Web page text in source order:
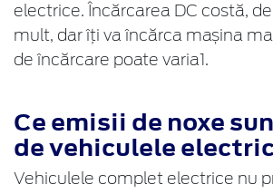
electrice. Încărcarea DC costă,
mult, dar îți va încărca mașina
de încărcare poate varia1.
Ce emisii de noxe
de vehiculele
Vehiculele complet electrice nu